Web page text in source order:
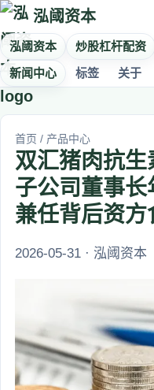
泓阈资本
泓阈资本 炒股杠杆配资
新闻中心
标签 关于
首页 / 产品中心
双汇猪肉抗
子公司董事长
兼任背后资方
2026-05-31 · 泓阈资本